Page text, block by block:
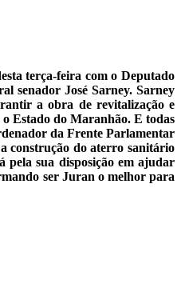
terça-feira com o Deputado
senador José Sarney. Sarney
a obra de revitalização e
Estado do Maranhão. E todas
da Frente Parlamentar
construção do aterro sanitário
pela sua disposição em ajudar
ser Juran o melhor para